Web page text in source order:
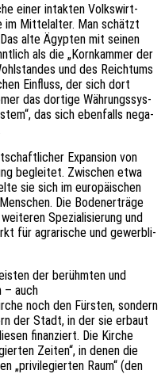
einer intak­ten Volks­wirt­
im Mittel­al­ter. Man schätzt
alte Ägyp­ten mit seinen
als die „Korn­kam­mer der
und des Reich­tums
Einfluss, der sich dort
das dorti­ge Währungs­sys­
das sich eben­falls nega­
Expan­si­on von
beglei­tet. Zwischen etwa
sie sich im euro­päi­schen
Die Boden­er­trä­ge
Spezia­li­sie­rung und
für agra­ri­sche und gewerb­li­
der berühm­ten und
– auch
noch den Fürs­ten, sondern
der Stadt, in der sie erbaut
finan­ziert. Die Kirche
Zeiten“, in denen die
„privi­le­gier­ten Raum“ (den